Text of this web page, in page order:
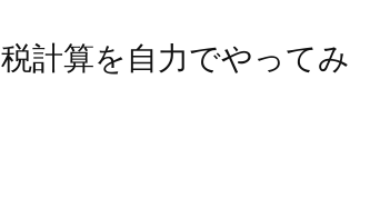
計算を自力でやってみ